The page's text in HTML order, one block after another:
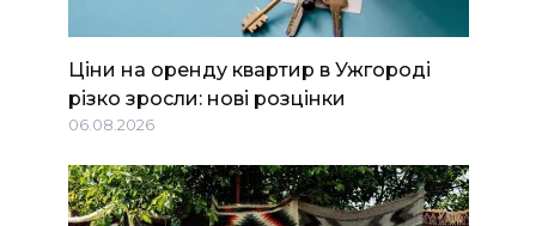
Ціни на оренду квартир в Ужгороді
різко зросли: нові розцінки
06.08.2026